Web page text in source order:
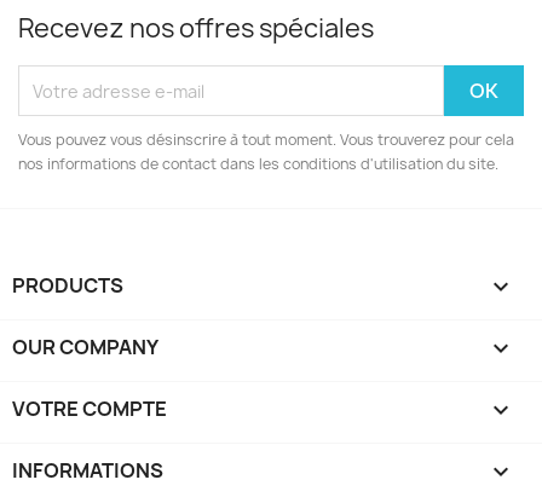
Recevez nos offres spéciales
Vous pouvez vous désinscrire à tout moment. Vous trouverez pour cela
nos informations de contact dans les conditions d'utilisation du site.
PRODUCTS 
OUR COMPANY 
VOTRE COMPTE 
INFORMATIONS keyboard_arrow_down